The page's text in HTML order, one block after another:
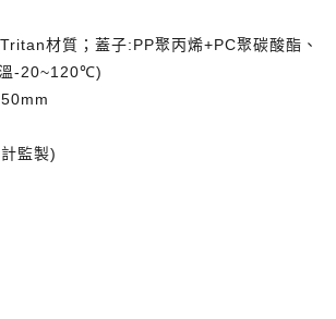
Tritan材質；蓋子:PP聚丙烯+PC聚碳酸酯、
-20~120℃)
監製)